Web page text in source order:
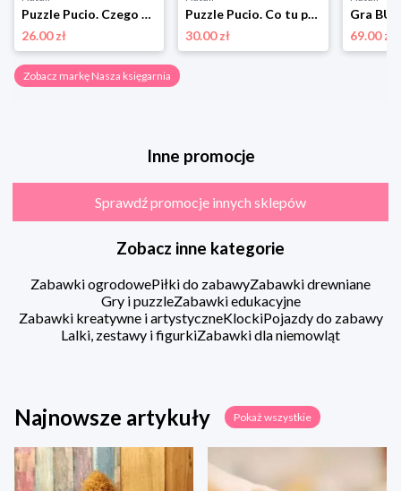
Puzzle Pucio. Czego brakuje? Nasza księgarnia
26.00 zł
Puzzle Pucio. Co tu pasuje? Nasza księgarnia
30.00 zł
69.00 zł
Zobacz markę Nasza księgarnia
Inne promocje
Sprawdź promocje innych sklepów
Zobacz inne kategorie
Zabawki ogrodowePiłki do zabawyZabawki drewniane
Gry i puzzleZabawki edukacyjne
Zabawki kreatywne i artystyczneKlockiPojazdy do zabawy
Lalki, zestawy i figurkiZabawki dla niemowląt
Najnowsze artykuły Pokaż wszystkie